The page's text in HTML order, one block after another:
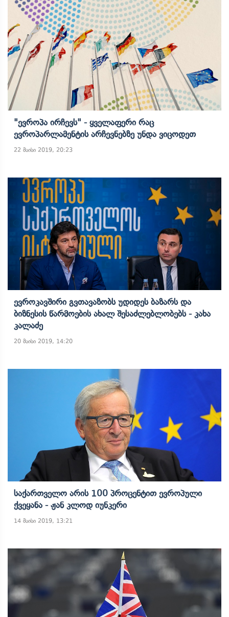
"ევროპა Ირჩევს" - Ყველაფერი Რაც
Ევროპარლამენტის Არჩევნებზე Უნდა Ვიცოდეთ
22 მაისი 2019, 20:23
Ევროკავშირი Გვთავაზობს Უდიდეს Ბაზარს Და
Ბიზნესის Წარმოების Ახალ Შესაძლებლობებს - Კახა
Კალაძე
20 მაისი 2019, 14:20
Საქართველო Არის 100 Პროცენტით Ევროპული
Ქვეყანა - Ჟან Კლოდ Იუნკერი
14 მაისი 2019, 13:21